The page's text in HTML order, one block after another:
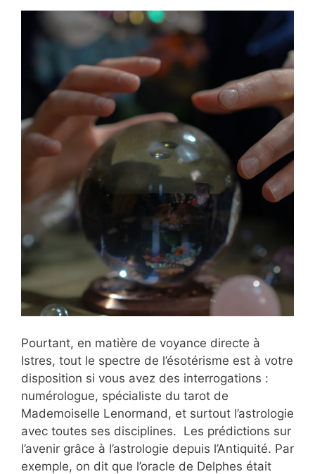
Pourtant, en matière de voyance directe à
Istres, tout le spectre de l’ésotérisme est à votre
disposition si vous avez des interrogations :
numérologue, spécialiste du tarot de
Mademoiselle Lenormand, et surtout l’astrologie
avec toutes ses disciplines. Les prédictions sur
l’avenir grâce à l’astrologie depuis l’Antiquité. Par
exemple, on dit que l’oracle de Delphes était